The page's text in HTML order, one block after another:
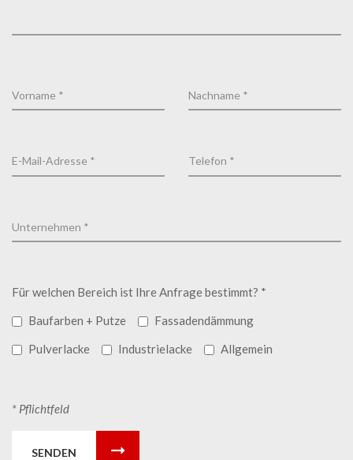
Für welchen Bereich ist Ihre Anfrage bestimmt? *
Baufarben + Putze
Fassadendämmung
Pulverlacke
Industrielacke Allgemein
* Pflichtfeld
SENDEN